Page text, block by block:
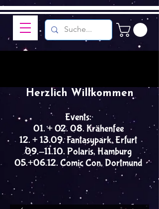
Events:
01. + 02. 08. Krähenfee
12. + 13.09. Fantasypark, Erfurt
09.-11.10. Polaris, Hamburg
05.+06.12. Comic Con, Dortmund
Herzlich Willkommen